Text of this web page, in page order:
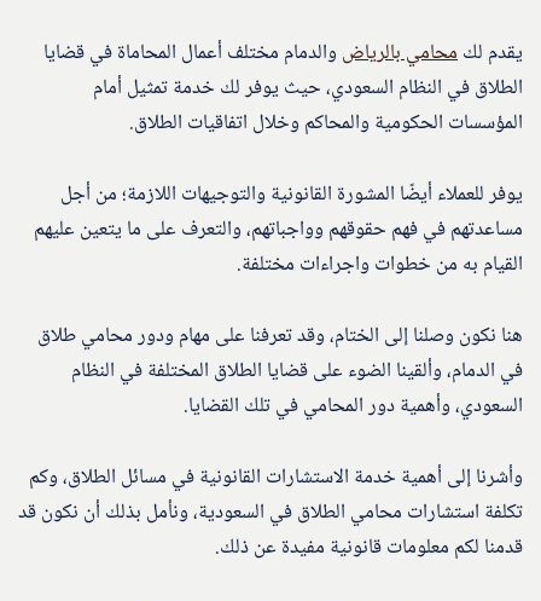
يقدم لكمحامي بالرياض والدمام مختلف أعمال المحاماة في قضايا
الطلاق في النظام السعودي، حيث يوفر لك خدمة تمثيل أمام
المؤسسات الحكومية والمحاكم وخلال اتفاقيات الطلاق.
يوفر للعملاء أيضًا المشورة القانونية والتوجيهات اللازمة؛ من أجل
مساعدتهم في فهم حقوقهم وواجباتهم، والتعرف على ما يتعين عليهم
القيام به من خطوات واجراءات مختلفة.
هنا نكون وصلنا إلى الختام، وقد تعرفنا على مهام ودور محامي طلاق
في الدمام، وألقينا الضوء على قضايا الطلاق المختلفة في النظام
السعودي، وأهمية دور المحامي في تلك القضايا.
وأشرنا إلى أهمية خدمة الاستشارات القانونية في مسائل الطلاق، وكم
تكلفة استشارات محامي الطلاق في السعودية، ونأمل بذلك أن نكون قد
قدمنا لكم معلومات قانونية مفيدة عن ذلك.